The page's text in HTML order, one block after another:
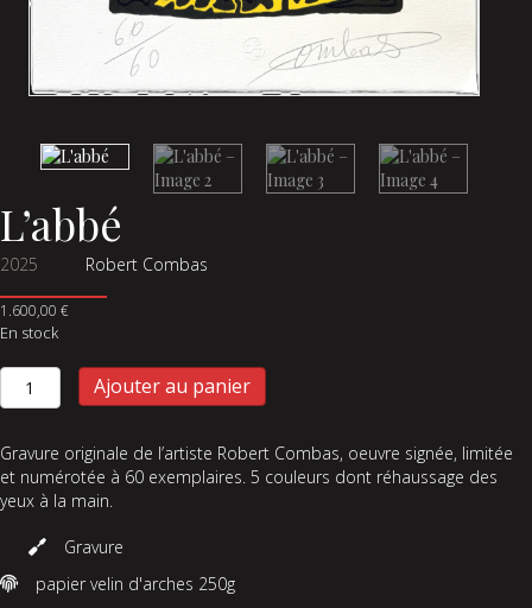
L’abbé
2025 Robert Combas
1.600,00 €
En stock
quantité
de
Ajouter au panier
Gravure originale de l’artiste Robert Combas, oeuvre signée, limitée
et numérotée à 60 exemplaires. 5 couleurs dont réhaussage des
yeux à la main.
Gravure
papier velin d'arches 250g